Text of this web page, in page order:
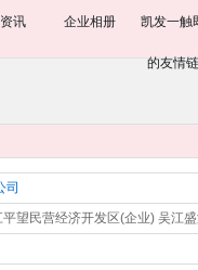
讯 企业相册 凯发一触
的友情
司
望民营经济开发区(企业) 吴江